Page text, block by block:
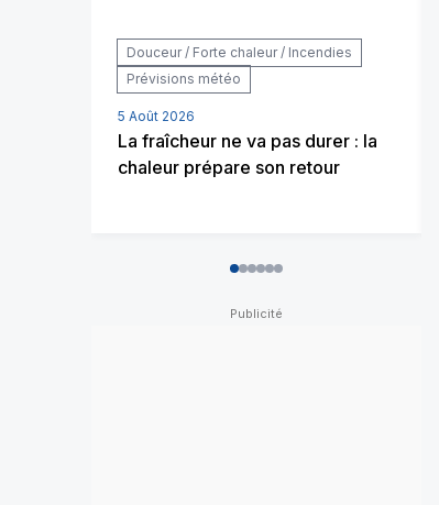
Douceur / Forte chaleur / Incendies
Prévisions météo
5 Août 2026
La fraîcheur ne va pas durer : la
chaleur prépare son retour
012345